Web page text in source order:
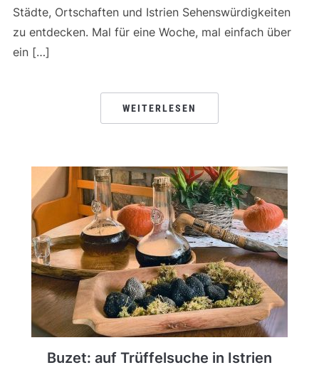
Städte, Ortschaften und Istrien Sehenswürdigkeiten
zu entdecken. Mal für eine Woche, mal einfach über
ein […]
WEITERLESEN
Buzet: auf Trüffelsuche in Istrien